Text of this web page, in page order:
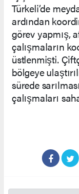
Türkeli’de
ardından
görev yapmış,
çalışmaların
üstlenmişti.
bölgeye
sürede
çalışmaları